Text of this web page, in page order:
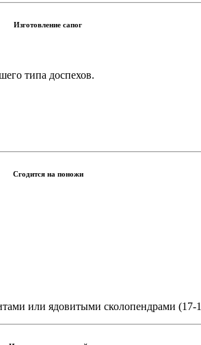
Изготовление сапог
типа доспехов.
Сгодится на поножи
или ядовитыми сколопендрами (17-